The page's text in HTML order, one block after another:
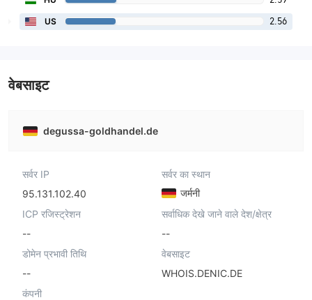
US 2.56
वेबसाइट
degussa-goldhandel.de
सर्वर IP
95.131.102.40
सर्वर का स्थान
जर्मनी
ICP रजिस्ट्रेशन
--
सर्वाधिक देखे जाने वाले देश/क्षेत्र
--
डोमेन प्रभावी तिथि
--
वेबसाइट
WHOIS.DENIC.DE
कंपनी